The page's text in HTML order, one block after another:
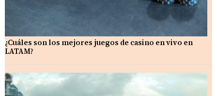
¿Cuáles son los mejores juegos de casino en vivo en
LATAM?